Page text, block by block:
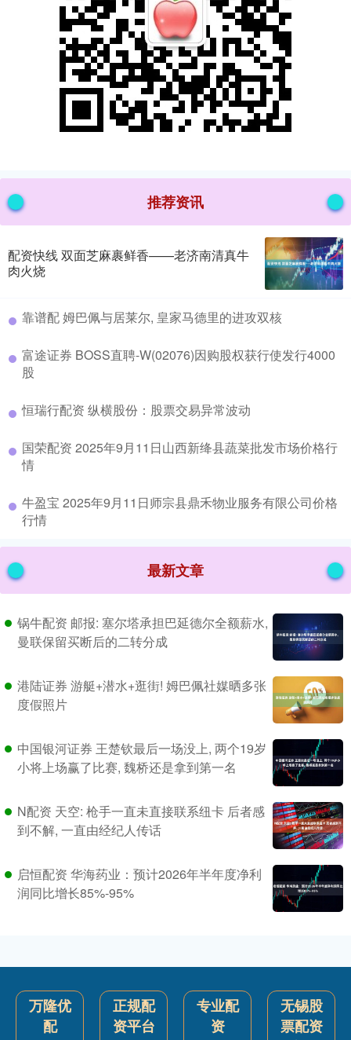
推荐资讯
配资快线 双面芝麻裹鲜香——老济南清真牛
肉火烧
​靠谱配 姆巴佩与居莱尔, 皇家马德里的进攻双核
​富途证券 BOSS直聘-W(02076)因购股权获行使发行4000
股
​恒瑞行配资 纵横股份：股票交易异常波动
​国荣配资 2025年9月11日山西新绛县蔬菜批发市场价格行
情
​牛盈宝 2025年9月11日师宗县鼎禾物业服务有限公司价格
行情
最新文章
锅牛配资 邮报: 塞尔塔承担巴延德尔全额薪水,
曼联保留买断后的二转分成
港陆证券 游艇+潜水+逛街! 姆巴佩社媒晒多张
度假照片
中国银河证券 王楚钦最后一场没上, 两个19岁
小将上场赢了比赛, 魏桥还是拿到第一名
N配资 天空: 枪手一直未直接联系纽卡 后者感
到不解, 一直由经纪人传话
启恒配资 华海药业：预计2026年半年度净利
润同比增长85%-95%
万隆优
配
正规配
资平台
专业配
资
无锡股
票配资